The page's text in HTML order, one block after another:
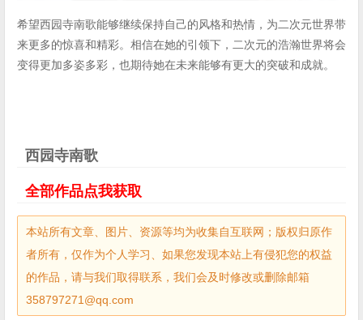
希望西园寺南歌能够继续保持自己的风格和热情，为二次元世界带
来更多的惊喜和精彩。相信在她的引领下，二次元的浩瀚世界将会
变得更加多姿多彩，也期待她在未来能够有更大的突破和成就。
西园寺南歌
全部作品点我获取
本站所有文章、图片、资源等均为收集自互联网；版权归原作
者所有，仅作为个人学习、如果您发现本站上有侵犯您的权益
的作品，请与我们取得联系，我们会及时修改或删除邮箱
358797271@qq.com